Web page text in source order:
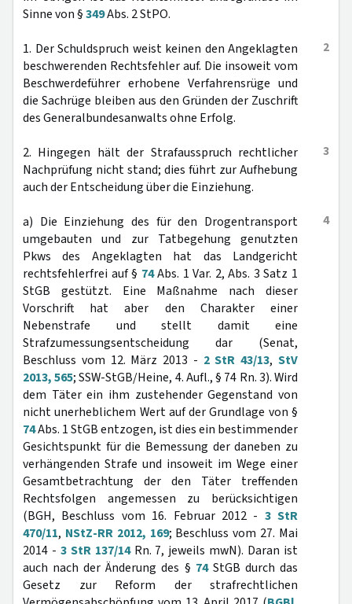
Sinne von §349Abs. 2 StPO.
2
1. Der Schuldspruch weist keinen den Angeklagten
beschwerenden Rechtsfehler auf. Die insoweit vom
Beschwerdeführer erhobene Verfahrensrüge und
die Sachrüge bleiben aus den Gründen der Zuschrift
des Generalbundesanwalts ohne Erfolg.
3
2. Hingegen hält der Strafausspruch rechtlicher
Nachprüfung nicht stand; dies führt zur Aufhebung
auch der Entscheidung über die Einziehung.
4
a) Die Einziehung des für den Drogentransport
umgebauten und zur Tatbegehung genutzten
Pkws des Angeklagten hat das Landgericht
rechtsfehlerfrei auf § 74Abs. 1 Var. 2, Abs. 3 Satz 1
StGB gestützt. Eine Maßnahme nach dieser
Vorschrift hat aber den Charakter einer
Nebenstrafe und stellt damit eine
Strafzumessungsentscheidung dar (Senat,
Beschluss vom 12. März 2013 - 2 StR 43/13,StV
2013, 565; SSW-StGB/Heine, 4. Aufl., § 74 Rn. 3). Wird
dem Täter ein ihm zustehender Gegenstand von
nicht unerheblichem Wert auf der Grundlage von §
74Abs. 1 StGB entzogen, ist dies ein bestimmender
Gesichtspunkt für die Bemessung der daneben zu
verhängenden Strafe und insoweit im Wege einer
Gesamtbetrachtung der den Täter treffenden
Rechtsfolgen angemessen zu berücksichtigen
(BGH, Beschluss vom 16. Februar 2012 - 3 StR
470/11, NStZ-RR 2012, 169; Beschluss vom 27. Mai
2014 - 3 StR 137/14Rn. 7, jeweils mwN). Daran ist
auch nach der Änderung des § 74StGB durch das
Gesetz zur Reform der strafrechtlichen